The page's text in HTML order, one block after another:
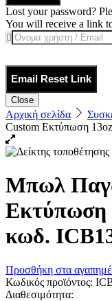
Lost your password?
You will receive a link
Email Reset Link
Close
Αρχική σελίδα
Custom Εκτύπωση
Μπωλ
Εκτύπωση
κωδ.
Προσθήκη στα
Κωδικός προϊόντος:
Διαθεσιμότητα: